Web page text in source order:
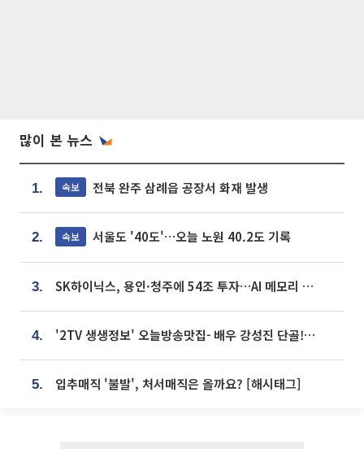
많이 본 뉴스
1. 속보 전북 완주 삼례읍 공장서 화재 발생
2. 속보 서울도 '40도'…오늘 노원 40.2도 기록
3. SK하이닉스, 용인·청주에 54조 투자…AI 메모리 생산기지 키운다
4. '2TV 생생정보' 오늘방송맛집- 배우 강성진 단골! 쌀국수ㆍ푸팟퐁 커리 맛집 '블○○○'
5. 입추매직 '불발', 처서매직은 올까요? [해시태그]